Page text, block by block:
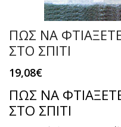
ΠΩΣ ΝΑ
ΣΤΟ ΣΠΙΤΙ
19,08€
ΠΩΣ ΝΑ
ΣΤΟ ΣΠΙΤΙ